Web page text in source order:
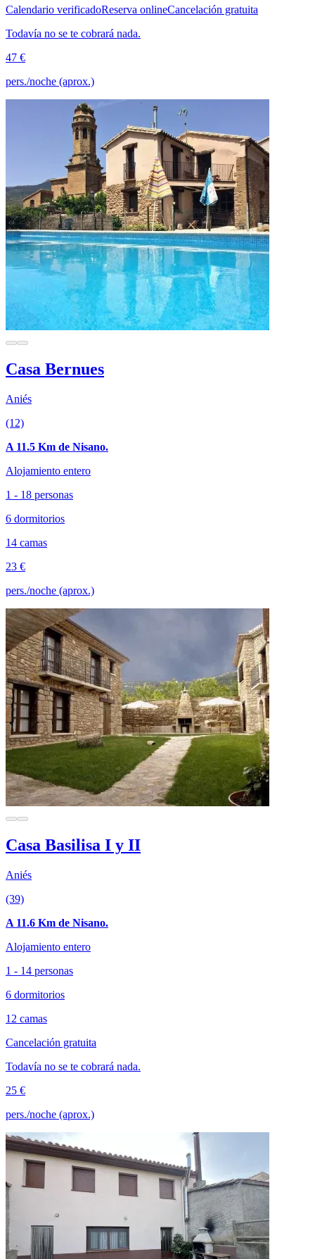
Calendario verificadoReserva onlineCancelación gratuita
Todavía no se te cobrará nada.
47 €
pers./noche (aprox.)
Casa Bernues
Aniés
(12)
A 11.5 Km de Nisano.
Alojamiento entero
1 - 18 personas
6 dormitorios
14 camas
23 €
pers./noche (aprox.)
Casa Basilisa I y II
Aniés
(39)
A 11.6 Km de Nisano.
Alojamiento entero
1 - 14 personas
6 dormitorios
12 camas
Cancelación gratuita
Todavía no se te cobrará nada.
25 €
pers./noche (aprox.)